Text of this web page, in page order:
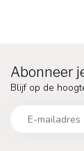
Abonneer
Blijf op de